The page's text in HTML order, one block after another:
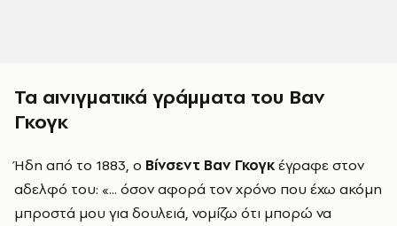
Τα αινιγματικά γράμματα του Βαν
Γκογκ
Ήδη από το 1883, ο Βίνσεντ Βαν Γκογκέγραφε στον
αδελφό του: «... όσον αφορά τον χρόνο που έχω ακόμη
μπροστά μου για δουλειά, νομίζω ότι μπορώ να